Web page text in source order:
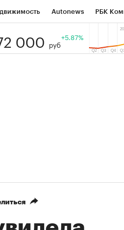
Autonews РБК
Тренды
000 руб
+5.87%